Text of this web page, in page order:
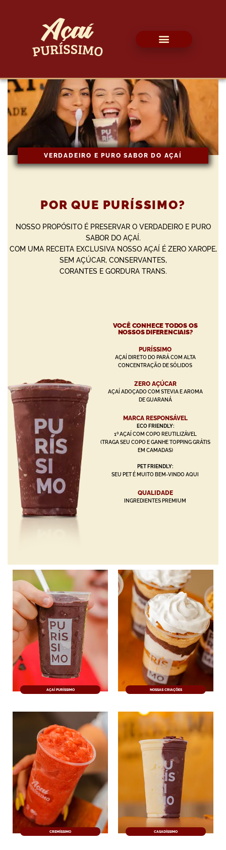
VERDADEIRO E PURO SABOR DO AÇAÍ
POR QUE PURÍSSIMO?
NOSSO PROPÓSITO É PRESERVAR O VERDADEIRO E PURO
SABOR DO AÇAÍ.
COM UMA RECEITA EXCLUSIVA NOSSO AÇAÍ É ZERO XAROPE,
SEM AÇÚCAR, CONSERVANTES,
CORANTES E GORDURA TRANS.
VOCÊ CONHECE TODOS OS
NOSSOS DIFERENCIAIS?
PURÍSSIMO
AÇAÍ DIRETO DO PARÁ COM ALTA
CONCENTRAÇÃO DE SÓLIDOS
ZERO AÇÚCAR
AÇAÍ ADOÇADO COM STEVIA E AROMA
DE GUARANÁ
MARCA RESPONSÁVEL
ECO FRIENDLY:
1º AÇAÍ COM COPO REUTILIZÁVEL
(TRAGA SEU COPO E GANHE TOPPING GRÁTIS
EM CAMADAS)
PET FRIENDLY:
SEU PET É MUITO BEM-VINDO AQUI
QUALIDADE
INGREDIENTES PREMIUM
AÇAÍ PURÍSSIMO NOSSAS CRIAÇÕES
CREMÍSSIMO CASADÍSSIMO